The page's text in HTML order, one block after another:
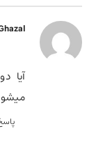
آیا